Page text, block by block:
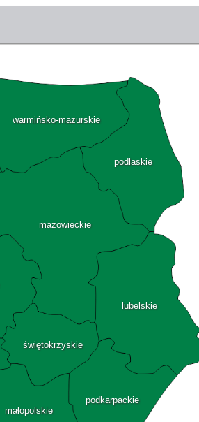
warmińsko-mazurskie
mazowieckie
podlaskie
lubelskie
świętokrzyskie
małopolskie
podkarpackie